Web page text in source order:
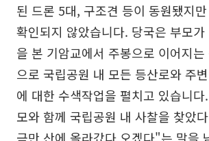
된 드론 5대, 구조견 등이 동원됐지
확인되지 않았습니다. 당국은 부모가
을 본 기암교에서 주봉으로 이어지는
으로 국립공원 내 모든 등산로와 주
에 대한 수색작업을 펼치고 있습니
모와 함께 국립공원 내 사찰을 찾았
금만 산에 올라갔다 오겠다"는 말을